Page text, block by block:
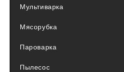
Мультиварка
Мясорубка
Пароварка
Пылесос